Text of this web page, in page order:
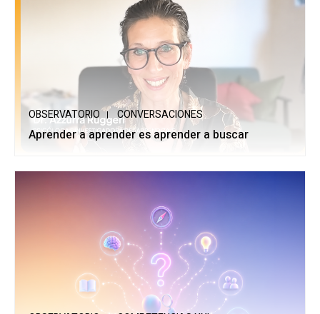
OBSERVATORIO CONVERSACIONES
Aprender a aprender es aprender a buscar